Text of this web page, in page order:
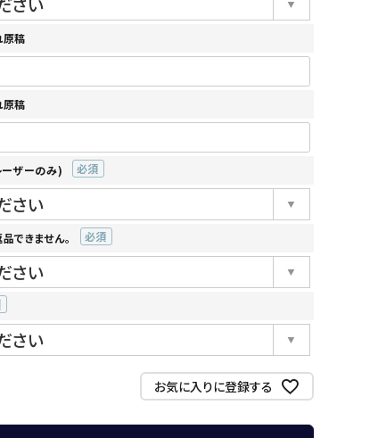
)
稿
稿
ザーのみ)
(必
できません。
(必
お気に入りに登録する